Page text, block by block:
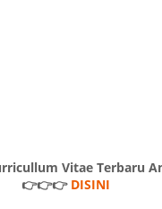
Vitae Terbaru
👉👉👉 DISINI